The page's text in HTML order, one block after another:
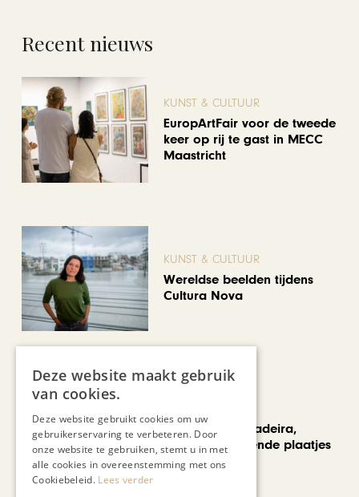
Recent nieuws
KUNST & CULTUUR
EuropArtFair voor de tweede
keer op rij te gast in MECC
Maastricht
KUNST & CULTUUR
Wereldse beelden tijdens
Cultura Nova
Een week op Madeira,
voorbij de bekende plaatjes
Deze website maakt gebruik
van cookies.
Deze website gebruikt cookies om uw
gebruikerservaring te verbeteren. Door
onze website te gebruiken, stemt u in met
alle cookies in overeenstemming met ons
Cookiebeleid. Lees verder